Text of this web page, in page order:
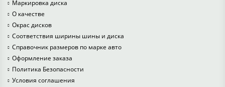
Маркировка диска
О качестве
Окрас дисков
Соответствия ширины шины и диска
Справочник размеров по марке авто
Оформление заказа
Политика Безопасности
Условия соглашения